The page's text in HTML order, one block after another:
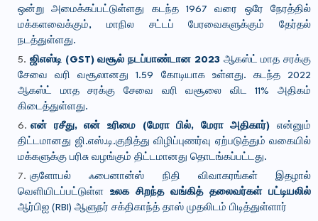
ஒன்று அமைக்கப்பட்டுள்ளது கடந்த 1967 வரை ஒரே நேரத்தில்
மக்களவைக்கும், மாநில சட்டப் பேரவைகளுக்கும் தேர்தல்
நடத்துள்ளது.
ஜிஎஸ்டி (GST) வசூல் நடப்பாண்டான 2023 ஆகஸ்ட் மாத சரக்கு
சேவை வரி வசூலானது 1.59 கோடியாக உள்ளது. கடந்த 2022
ஆகஸ்ட் மாத சரக்கு சேவை வரி வசூலை விட 11% அதிகம்
கிடைத்துள்ளது.
என் ரசீது, என் உரிமை (மேரா பில், மேரா அதிகார்) என்னும்
திட்டமானது ஜி.எஸ்.டி.குறித்து விழிப்புணர்வு ஏற்படுத்தும் வகையில்
மக்களுக்கு பரிசு வழங்கும் திட்டமானது தொடங்கப்பட்டது.
குளோபல் ஃபைனான்ஸ் நிதி விவாகரங்கள் இதழால்
வெளியிடப்பட்டுள்ள உலக சிறந்த வங்கித் தலைவர்கள் பட்டியலில்
ஆர்பிஐ (RBI) ஆளுநர் சக்திகாந்த் தாஸ் முதலிடம் பிடித்துள்ளார்